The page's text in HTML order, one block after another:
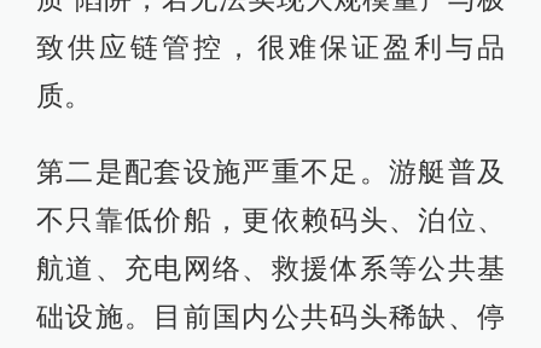
致供应链管控，很难保证盈利与品
质。
第二是配套设施严重不足。游艇普及
不只靠低价船，更依赖码头、泊位、
航道、充电网络、救援体系等公共基
础设施。目前国内公共码头稀缺、停